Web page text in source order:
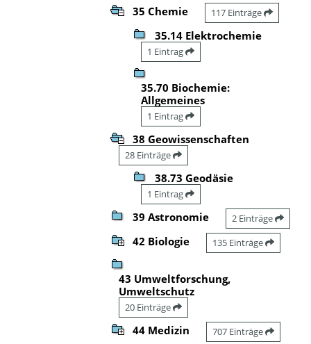
35 Chemie 117 Einträge
35.14 Elektrochemie
1 Eintrag
35.70 Biochemie:
Allgemeines
1 Eintrag
38 Geowissenschaften
28 Einträge
38.73 Geodäsie
1 Eintrag
39 Astronomie 2 Einträge
42 Biologie 135 Einträge
43 Umweltforschung,
Umweltschutz
20 Einträge
44 Medizin 707 Einträge